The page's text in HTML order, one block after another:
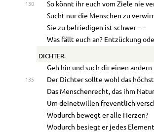
130
So könnt ihr euch vom Ziele nie
Sucht nur die Menschen zu
Sie zu befriedigen ist schwer – –
Was fällt euch an? Entzückung
DICHTER.
Geh hin und such dir einen
135
Der Dichter sollte wohl das
Das Menschenrecht, das ihm
Um deinetwillen freventlich
Wodurch bewegt er alle Herzen?
Wodurch besiegt er jedes